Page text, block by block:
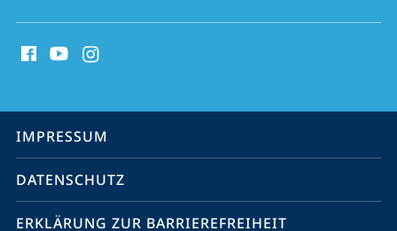
Media
Service-
Navigation
IMPRESSUM
DATENSCHUTZ
ERKLÄRUNG ZUR BARRIEREFREIHEIT